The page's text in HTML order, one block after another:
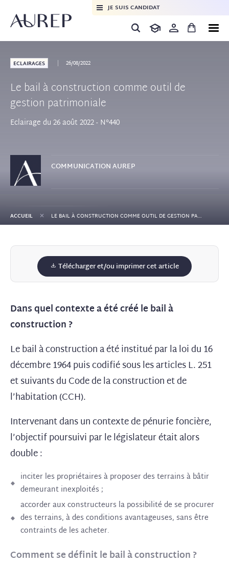
JE SUIS CANDIDAT
ECLAIRAGES 26/08/2022
Le bail à construction comme outil de
gestion patrimoniale
Eclairage du 26 août 2022 - N°440
COMMUNICATIONAUREP
ACCUEIL + LE BAIL À CONSTRUCTION COMME OUTIL DE GESTION PATRIMONIALE
Télécharger et/ou imprimer cet article
Dans quel contexte a été créé le bail à
construction ?
Le bail à construction a été institué par la loi du 16
décembre 1964 puis codifié sous les articles L. 251
et suivants du Code de la construction et de
l’habitation (CCH).
Intervenant dans un contexte de pénurie foncière,
l’objectif poursuivi par le législateur était alors
double :
inciter les propriétaires à proposer des terrains à bâtir
demeurant inexploités ;
accorder aux constructeurs la possibilité de se procurer
des terrains, à des conditions avantageuses, sans être
contraints de les acheter.
Comment se définit le bail à construction ?